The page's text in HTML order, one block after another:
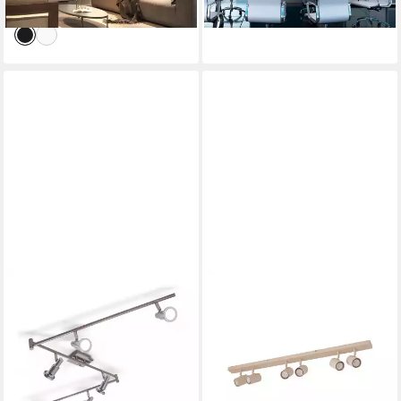
lieferbar - in 2-3 Werktagen bei dir